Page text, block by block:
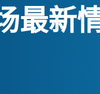
最新